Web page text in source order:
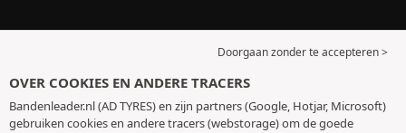
Doorgaan zonder te accepteren >
OVER COOKIES EN ANDERE TRACERS
Bandenleader.nl (AD TYRES) en zijn partners (Google, Hotjar, Microsoft)
gebruiken cookies en andere tracers (webstorage) om de goede